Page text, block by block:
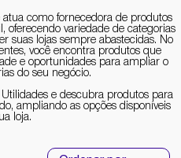
como fornecedora de produtos
oferecendo variedade de categorias
suas lojas sempre abastecidas. No
você encontra produtos que
e oportunidades para ampliar o
do seu negócio.
e descubra produtos para
ampliando as opções disponíveis
loja.